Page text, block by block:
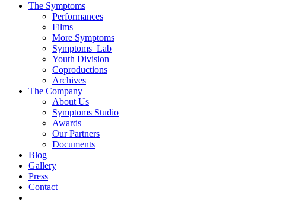
The Symptoms
Performances
Films
More Symptoms
Symptoms_Lab
Youth Division
Coproductions
Archives
The Company
About Us
Symptoms Studio
Awards
Our Partners
Documents
Blog
Gallery
Press
Contact